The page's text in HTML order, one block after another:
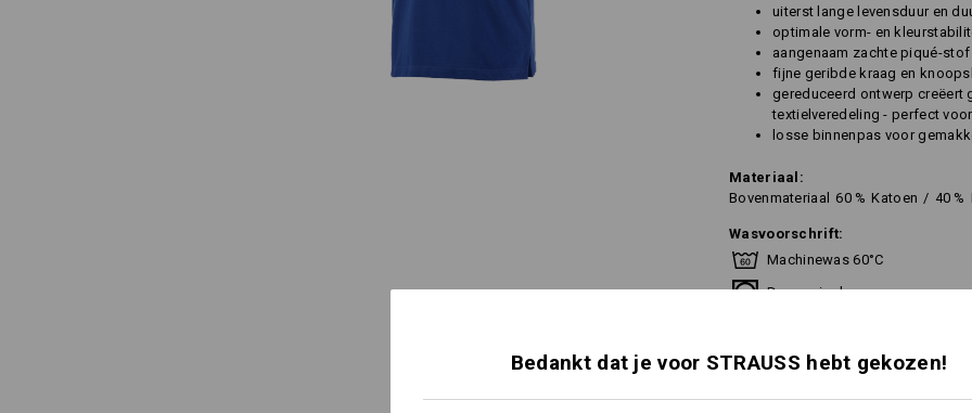
uiterst lange levensduur en
optimale vorm- en
aangenaam zachte piqué-stof
fijne geribde kraag en
gereduceerd ontwerp creëert
textielveredeling - perfect
losse binnenpas voor
Materiaal:
Bovenmateriaal
60% Katoen / 40 %
Wasvoorschrift:
Machinewas 60°C
Drogen in droger
Bedankt dat je voor STRAUSS hebt gekozen!